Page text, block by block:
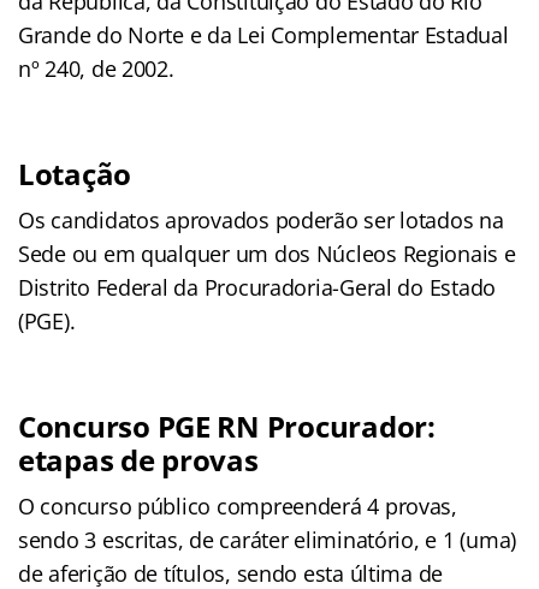
Grande do Norte e da Lei Complementar Estadual
nº 240, de 2002.
Lotação
Os candidatos aprovados poderão ser lotados na
Sede ou em qualquer um dos Núcleos Regionais e
Distrito Federal da Procuradoria-Geral do Estado
(PGE).
Concurso PGE RN Procurador:
etapas de provas
O concurso público compreenderá 4 provas,
sendo 3 escritas, de caráter eliminatório, e 1 (uma)
de aferição de títulos, sendo esta última de